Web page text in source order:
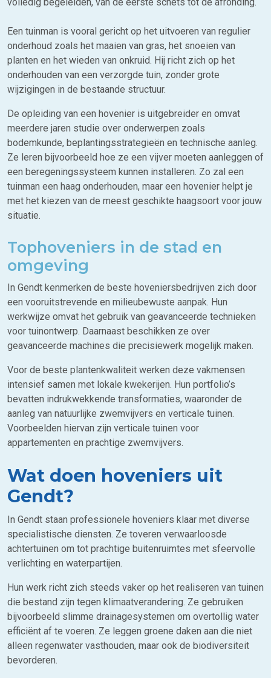
Een tuinman is vooral gericht op het uitvoeren van regulier
onderhoud zoals het maaien van gras, het snoeien van
planten en het wieden van onkruid. Hij richt zich op het
onderhouden van een verzorgde tuin, zonder grote
wijzigingen in de bestaande structuur.
De opleiding van een hovenier is uitgebreider en omvat
meerdere jaren studie over onderwerpen zoals
bodemkunde, beplantingsstrategieën en technische aanleg.
Ze leren bijvoorbeeld hoe ze een vijver moeten aanleggen of
een beregeningssysteem kunnen installeren. Zo zal een
tuinman een haag onderhouden, maar een hovenier helpt je
met het kiezen van de meest geschikte haagsoort voor jouw
situatie.
Tophoveniers in de stad en
omgeving
In Gendt kenmerken de beste hoveniersbedrijven zich door
een vooruitstrevende en milieubewuste aanpak. Hun
werkwijze omvat het gebruik van geavanceerde technieken
voor tuinontwerp. Daarnaast beschikken ze over
geavanceerde machines die precisiewerk mogelijk maken.
Voor de beste plantenkwaliteit werken deze vakmensen
intensief samen met lokale kwekerijen. Hun portfolio’s
bevatten indrukwekkende transformaties, waaronder de
aanleg van natuurlijke zwemvijvers en verticale tuinen.
Voorbeelden hiervan zijn verticale tuinen voor
appartementen en prachtige zwemvijvers.
Wat doen hoveniers uit
Gendt?
In Gendt staan professionele hoveniers klaar met diverse
specialistische diensten. Ze toveren verwaarloosde
achtertuinen om tot prachtige buitenruimtes met sfeervolle
verlichting en waterpartijen.
Hun werk richt zich steeds vaker op het realiseren van tuinen
die bestand zijn tegen klimaatverandering. Ze gebruiken
bijvoorbeeld slimme drainagesystemen om overtollig water
efficiënt af te voeren. Ze leggen groene daken aan die niet
alleen regenwater vasthouden, maar ook de biodiversiteit
bevorderen.